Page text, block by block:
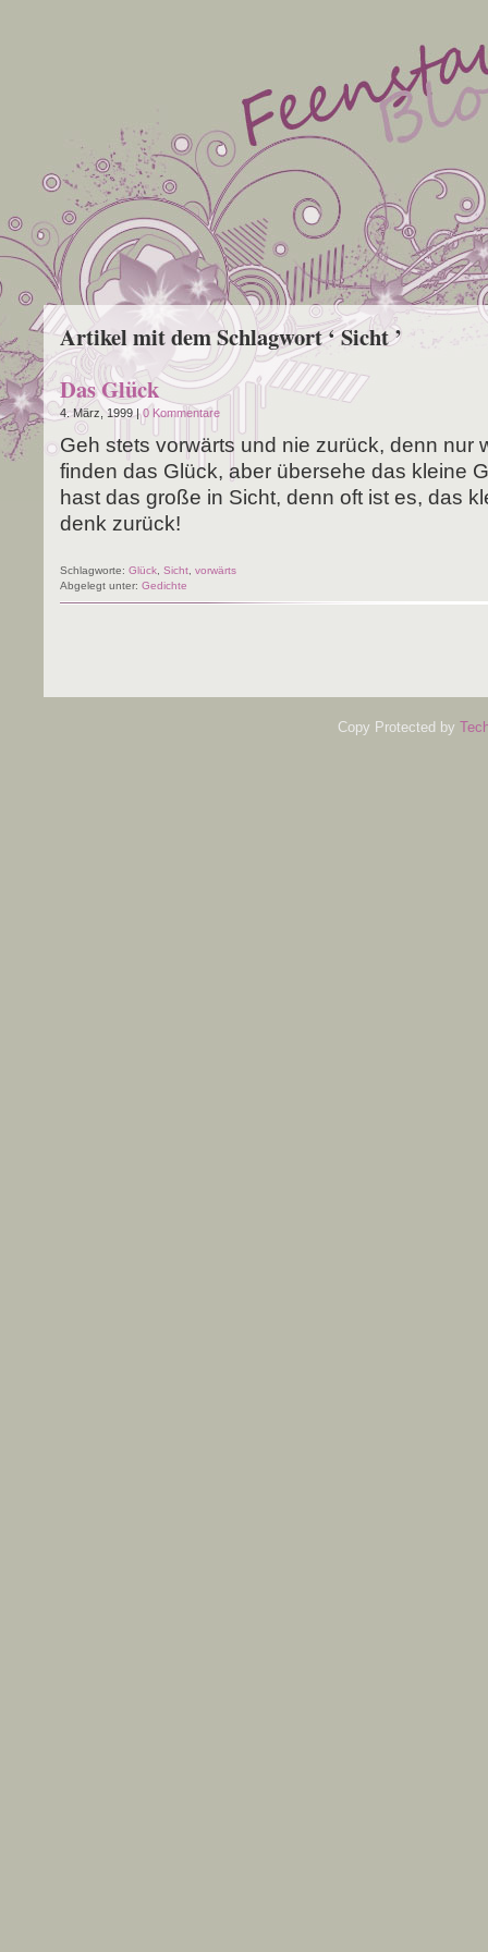
Artikel mit dem Schlagwort ‘ Sicht ’
Das Glück
4. März, 1999 |0 Kommentare
Geh stets vor­wärts und nie zurück, denn nur
fin­den das Glück, aber über­se­he das klei­ne
hast das gro­ße in Sicht, denn oft ist es, das
denk zurück!
Schlagworte: Glück Sicht vorwärts
Abgelegt unter: Gedichte
Copy Protected by